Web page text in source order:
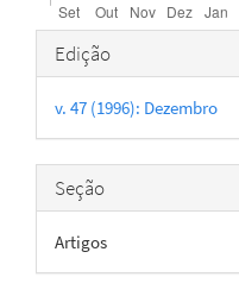
Detalhes
do
artigo
Edição
v. 47 (1996): Dezembro
Seção
Artigos